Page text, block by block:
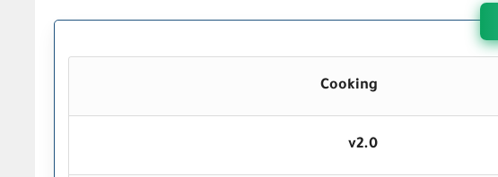
Cooking
v2.0